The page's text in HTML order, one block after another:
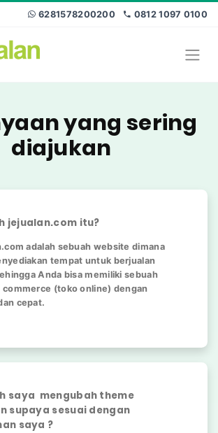
6281578200200 0812 1097 0100
yang sering
diajukan
jejualan.com itu?
adalah sebuah website dimana
tempat untuk berjualan
Anda bisa memiliki sebuah
(toko online) dengan
cepat.
saya mengubah theme
supaya sesuai dengan
saya ?